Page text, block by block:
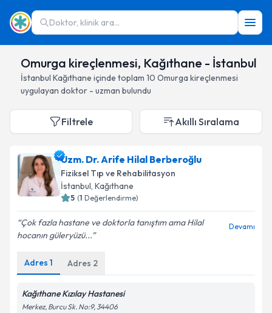
Doktor, klinik ara...
Omurga kireçlenmesi, Kağıthane - İstanbul
İstanbul Kağıthane içinde toplam 10 Omurga kireçlenmesi
uygulayan doktor - uzman bulundu
Filtrele Akıllı Sıralama
Uzm. Dr. Arife Hilal Berberoğlu
Fiziksel Tıp ve Rehabilitasyon
İstanbul, Kağıthane
5 (1 Değerlendirme)
Çok fazla hastane ve doktorla tanıştım ama Hilal
hocanın güleryüzü...
Devamı
Adres 1 Adres 2
Kağıthane Kızılay Hastanesi
Merkez, Burcu Sk. No:9, 34406